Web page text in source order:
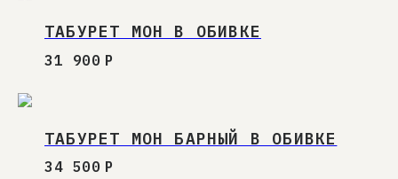
ТАБУРЕТ МОН В ОБИВКЕ
31 900 Р
ТАБУРЕТ МОН БАРНЫЙ В ОБИВКЕ
34 500 Р